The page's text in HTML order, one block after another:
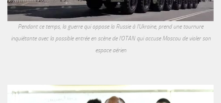
Pendant ce temps, la guerre qui oppose la Russie à l'Ukraine, prend une tournure
inquiétante avec la possible entrée en scène de l'OTAN qui accuse Moscou de violer son
espace aérien